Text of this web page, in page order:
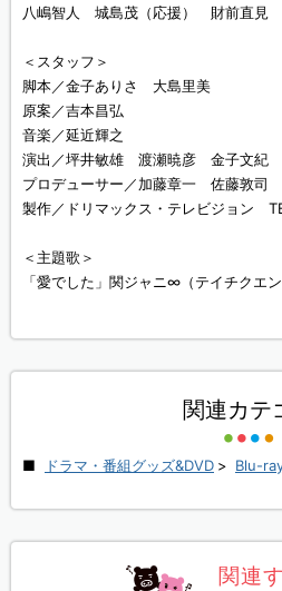
八嶋智人 城島茂（応援） 財前直見
＜スタッフ＞
脚本／金子ありさ 大島里美
原案／吉本昌弘
音楽／延近輝之
演出／坪井敏雄 渡瀬暁彦 金子文紀
プロデューサー／加藤章一 佐藤敦司
製作／ドリマックス・テレビジョン
＜主題歌＞
「愛でした」関ジャニ∞（テイチクエン
関連カテ
ドラマ・番組グッズ&DVD > Blu-
関連